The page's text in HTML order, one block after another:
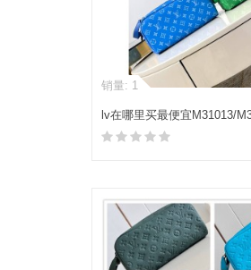
销量: 1
lv在哪里买最便宜M31013/
KIT 盥洗袋手拿包